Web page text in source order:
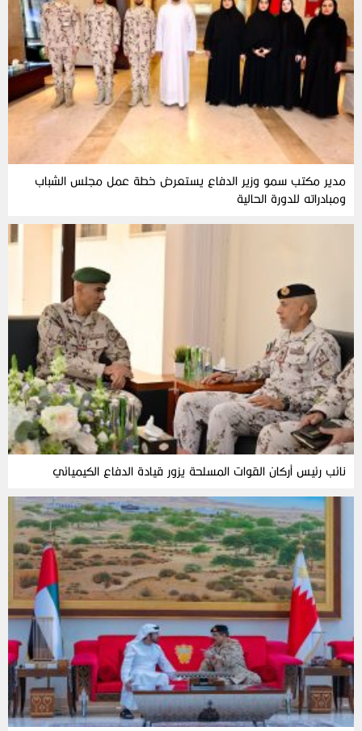
مدير مكتب سمو وزير الدفاع يستعرض خطة عمل مجلس الشباب
ومبادراته للدورة الحالية
نائب رئيس أركان القوات المسلحة يزور قيادة الدفاع الكيميائي